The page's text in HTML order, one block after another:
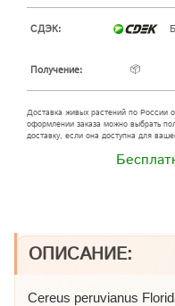
СДЭК:
Получение: 📦
Доставка живых растений по России
оформлении заказа можно выбрать
доставку, если она доступна для
ОПИСАНИЕ:
Cereus peruvianus